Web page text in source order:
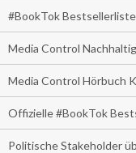
#BookTok
Media Control
Media Control Hörbuch
Offizielle #BookTok
Politische Stakeholder